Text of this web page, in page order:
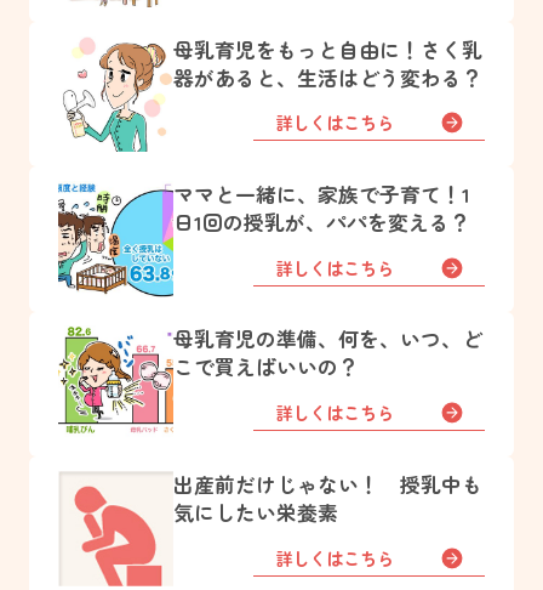
母乳育児をもっと自由に！さく乳
器があると、生活はどう変わる？
詳しくはこちら
ママと一緒に、家族で子育て！1
日1回の授乳が、パパを変える？
詳しくはこちら
母乳育児の準備、何を、いつ、ど
こで買えばいいの？
詳しくはこちら
出産前だけじゃない！ 授乳中も
気にしたい栄養素
詳しくはこちら